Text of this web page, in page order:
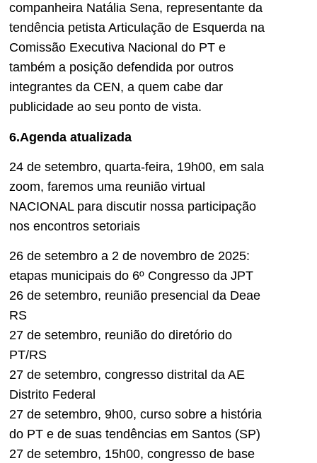
companheira Natália Sena, representante da
tendência petista Articulação de Esquerda na
Comissão Executiva Nacional do PT e
também a posição defendida por outros
integrantes da CEN, a quem cabe dar
publicidade ao seu ponto de vista.
6.Agenda atualizada
24 de setembro, quarta-feira, 19h00, em sala
zoom, faremos uma reunião virtual
NACIONAL para discutir nossa participação
nos encontros setoriais
26 de setembro a 2 de novembro de 2025:
etapas municipais do 6º Congresso da JPT
26 de setembro, reunião presencial da Deae
RS
27 de setembro, reunião do diretório do
PT/RS
27 de setembro, congresso distrital da AE
Distrito Federal
27 de setembro, 9h00, curso sobre a história
do PT e de suas tendências em Santos (SP)
27 de setembro, 15h00, congresso de base